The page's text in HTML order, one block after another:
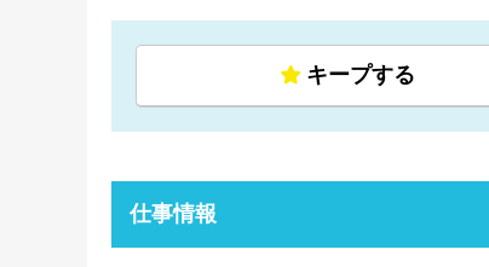
キープする
仕事情報